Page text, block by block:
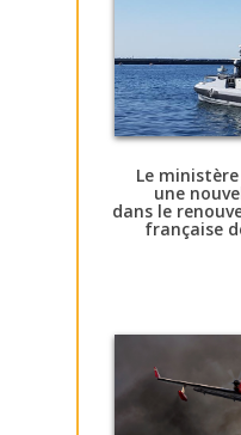
Le
une
dans le
française